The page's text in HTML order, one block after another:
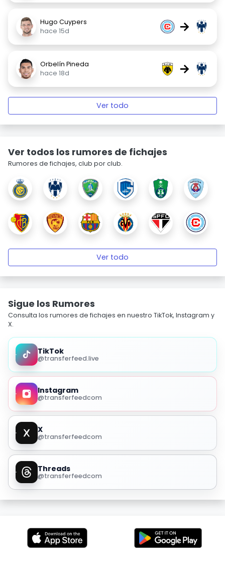
Hugo Cuypers
hace 15d
→
Orbelín Pineda
hace 18d
→
Ver todo
Ver todos los rumores de fichajes
Rumores de fichajes, club por club.
Ver todo
Sigue los Rumores
Consulta los rumores de fichajes en nuestro TikTok, Instagram y
X.
TikTok
@transferfeed.live
Instagram
@transferfeedcom
X
@transferfeedcom
Threads
@transferfeedcom